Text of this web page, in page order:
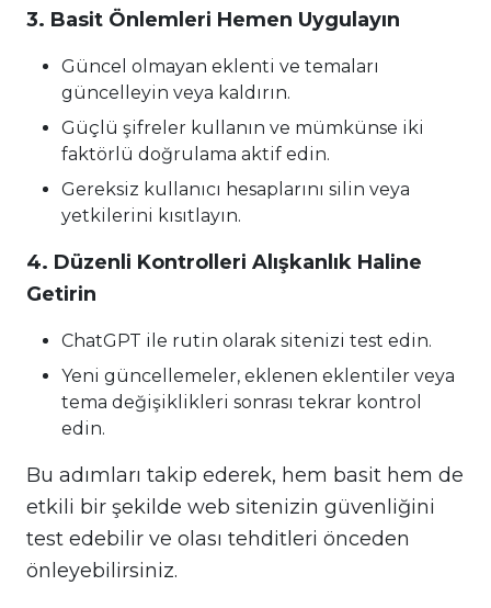
3. Basit Önlemleri Hemen Uygulayın
Güncel olmayan eklenti ve temaları
güncelleyin veya kaldırın.
Güçlü şifreler kullanın ve mümkünse iki
faktörlü doğrulama aktif edin.
Gereksiz kullanıcı hesaplarını silin veya
yetkilerini kısıtlayın.
4. Düzenli Kontrolleri Alışkanlık Haline
Getirin
ChatGPT ile rutin olarak sitenizi test edin.
Yeni güncellemeler, eklenen eklentiler veya
tema değişiklikleri sonrası tekrar kontrol
edin.
Bu adımları takip ederek, hem basit hem de
etkili bir şekilde web sitenizin güvenliğini
test edebilir ve olası tehditleri önceden
önleyebilirsiniz.